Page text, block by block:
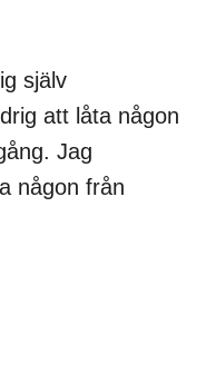
själv
att låta någon
Jag
någon från